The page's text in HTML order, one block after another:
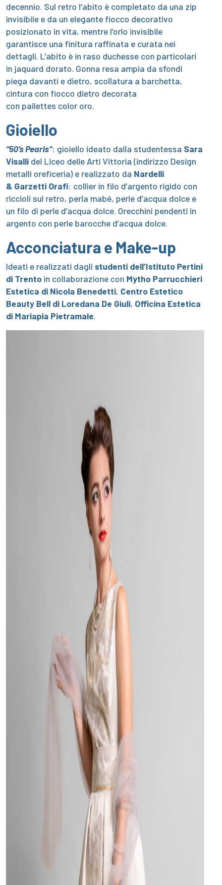
decennio. Sul retro l’abito è completato da una zip
invisibile e da un elegante fiocco decorativo
posizionato in vita, mentre l’orlo invisibile
garantisce una finitura raffinata e curata nei
dettagli. L’abito è in raso duchesse con particolari
in jaquard dorato. Gonna resa ampia da sfondi
piega davanti e dietro, scollatura a barchetta,
cintura con fiocco dietro decorata
con pailettes color oro.
Gioiello
“50’s Pearls”: gioiello ideato dalla studentessa Sara
Visalli del Liceo delle Arti Vittoria (indirizzo Design
metalli oreficeria) e realizzato da Nardelli
& Garzetti Orafi: collier in filo d’argento rigido con
riccioli sul retro, perla mabé, perle d’acqua dolce e
un filo di perle d’acqua dolce. Orecchini pendenti in
argento con perle barocche d’acqua dolce.
Acconciatura e Make-up
Ideati e realizzati dagli studenti dell’Istituto Pertini
di Trento in collaborazione con Mytho Parrucchieri
Estetica di Nicola Benedetti, Centro Estetico
Beauty Bell di Loredana De Giuli, Officina Estetica
di Mariapia Pietramale.